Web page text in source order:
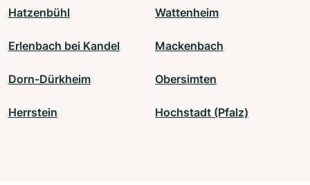
Hatzenbühl Wattenheim
Erlenbach bei Kandel Mackenbach
Dorn-Dürkheim Obersimten
Herrstein Hochstadt (Pfalz)